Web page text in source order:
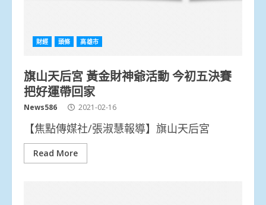
財經 頭條 高雄市
旗山天后宮 黃金財神爺活動 今初五決賽
把好運帶回家
News586 2021-02-16
【焦點傳媒社/張淑慧報導】旗山天后宮
Read More